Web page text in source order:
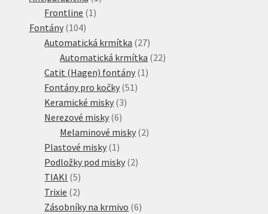
Frontline 1 1
Fontány 104104
produktů
Automatická krmítka 2727
produktů
Automatická krmítka 2222
Catit (Hagen) fontány 1 1
Fontány pro kočky 51 51
Keramické misky 33
Nerezové misky 66
produktů
Melaminové misky 22
Plastové misky 1 1
produkt
Podložky pod misky 22
TIAKI 55
produktů
Trixie 22
produkty
Zásobníky na krmivo 66